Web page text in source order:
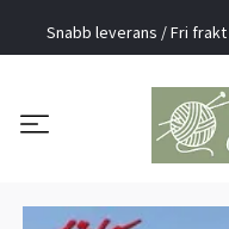
Snabb leverans / Fri